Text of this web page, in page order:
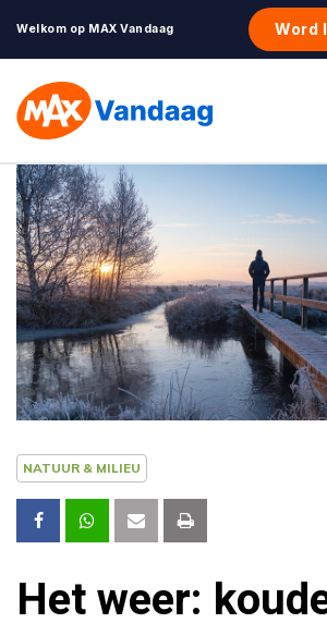
Welkom op MAX Vandaag Word
NATUUR & MILIEU
Het weer: